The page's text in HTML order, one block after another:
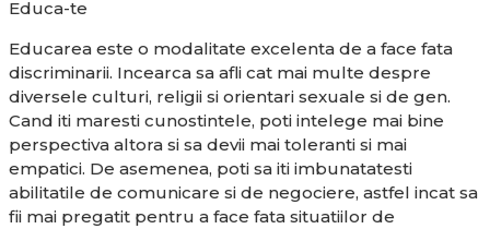
Educa-te
Educarea este o modalitate excelenta de a face fata
discriminarii. Incearca sa afli cat mai multe despre
diversele culturi, religii si orientari sexuale si de gen.
Cand iti maresti cunostintele, poti intelege mai bine
perspectiva altora si sa devii mai toleranti si mai
empatici. De asemenea, poti sa iti imbunatatesti
abilitatile de comunicare si de negociere, astfel incat sa
fii mai pregatit pentru a face fata situatiilor de